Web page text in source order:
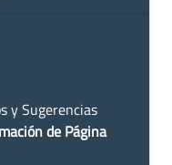
y Sugerencias
de Página